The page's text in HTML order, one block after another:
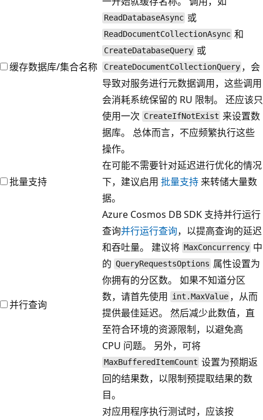
缓存数据库/集合名称
ReadDatabaseAsync 或
ReadDocumentCollectionAsync 和
CreateDatabaseQuery 或
CreateDocumentCollectionQuery ，会
导致对服务进行元数据调用，这些调用
会消耗系统保留的 RU 限制。 还应该只
使用一次 CreateIfNotExist 来设置数
据库。 总体而言，不应频繁执行这些
操作。
批量支持
在可能不需要针对延迟进行优化的情况
下，建议启用 批量支持 来转储大量数
据。
并行查询
Azure Cosmos DB SDK 支持并行运行
查询并行运行查询，以提高查询的延迟
和吞吐量。 建议将 MaxConcurrency 中
的 QueryRequestsOptions 属性设置为
你拥有的分区数。 如果不知道分区
数，请首先使用 int.MaxValue ，从而
提供最佳延迟。 然后减少此数值，直
至符合环境的资源限制，以避免高
CPU 问题。 另外，可将
MaxBufferedItemCount 设置为预期返
回的结果数，以限制预提取结果的数
目。
对应用程序执行测试时，应该按